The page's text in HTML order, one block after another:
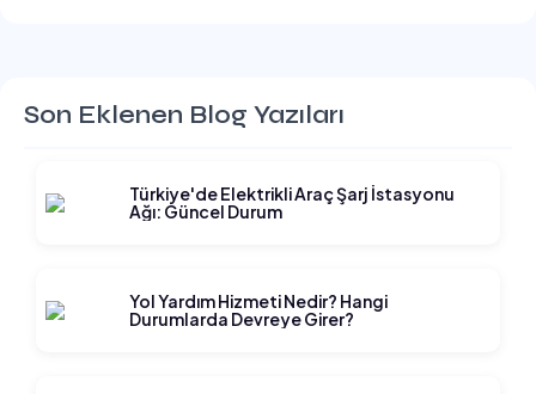
Son Eklenen Blog Yazıları
Türkiye'de Elektrikli Araç Şarj İstasyonu
Ağı: Güncel Durum
Yol Yardım Hizmeti Nedir? Hangi
Durumlarda Devreye Girer?